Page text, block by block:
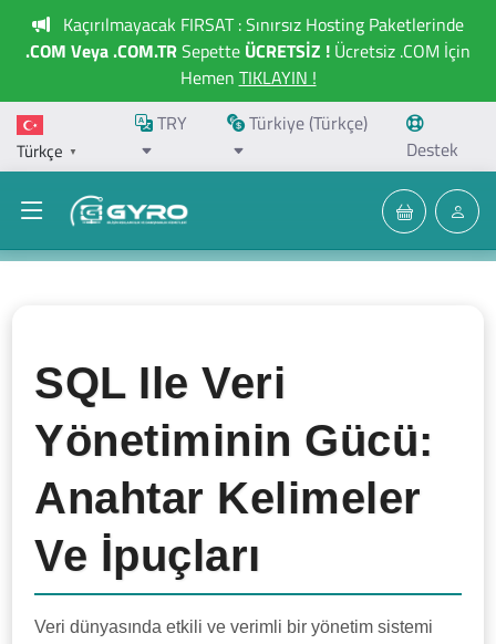
Kaçırılmayacak FIRSAT : Sınırsız Hosting Paketlerinde
.COM Veya .COM.TRSepette ÜCRETSİZ ! Ücretsiz .COM İçin
Hemen TIKLAYIN !
Türkçe ▼
TRY
Türkiye (Türkçe)
Destek
SQL Ile Veri
Yönetiminin Gücü:
Anahtar Kelimeler
Ve İpuçları
Veri dünyasında etkili ve verimli bir yönetim sistemi